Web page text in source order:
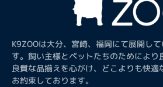
K9ZOOは大分、宮崎、福岡にて展開し
す。飼い主様とペットたちのためによ
良質な品揃えを心がけ、どこよりも快適
お約束しております。